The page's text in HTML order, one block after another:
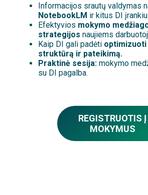
Informacijos srautų valdymas
NotebookLM ir kitus DI
Efektyvios mokymo
strategijos naujiems
Kaip DI gali padėti
struktūrą ir pateikimą.
Praktinė sesija:mokymo
su DI pagalba.
REGISTRUOTIS Į
MOKYMUS